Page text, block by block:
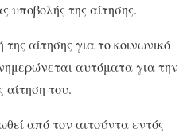
υποβολής της αίτησης.
αίτησης για το κοινωνικό
αυτόματα για την
αίτηση του.
από τον αιτούντα εντός